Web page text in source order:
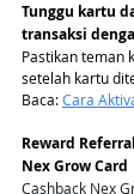
Tunggu kartu
transaksi
Pastikan teman
setelah kartu
Baca: Cara
Reward
Nex Grow Card
Cashback Nex